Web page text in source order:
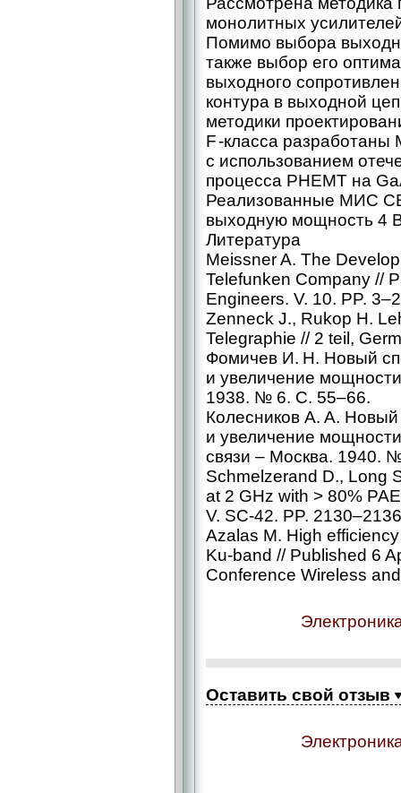
монолитных
Помимо выбора
также выбор его
выходного
контура в выходной
методики
F -класса
с использованием
процесса PHEMT на
Реализованные МИС
выходную мощность 4
Литература
Meissner A. The
Telefunken Company //
Engineers. V. 10. PP.
Zenneck J., Rukop H.
Telegraphie // 2 teil,
Фомичев И. Н. Новый
и увеличение
1938. № 6. С. 55–66.
Колесников А. А.
и увеличение
связи – ​Москва. 1940.
Schmelzerand D., Long
at 2 GHz with > 80%
V. SC‑42. PP.
Azalas M. High
Ku-band // Published 6
Conference Wireless
Оставить свой отзыв